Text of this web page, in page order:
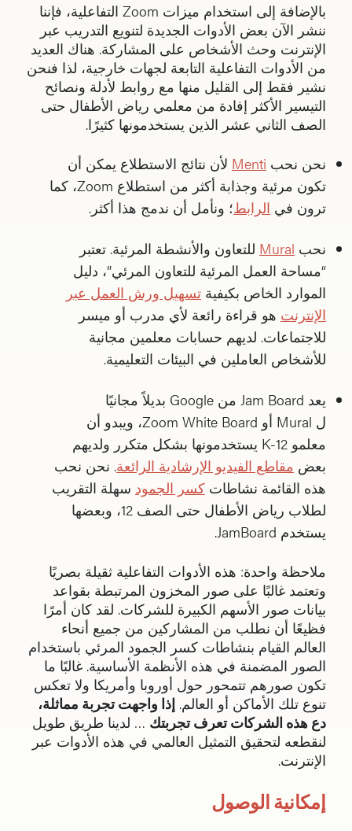
بالإضافة إلى استخدام ميزات Zoom التفاعلية، فإننا
ننشر الآن بعض الأدوات الجديدة لتنويع التدريب عبر
الإنترنت وحث الأشخاص على المشاركة. هناك العديد
من الأدوات التفاعلية التابعة لجهات خارجية، لذا فنحن
نشير فقط إلى القليل منها مع روابط لأدلة ونصائح
التيسير الأكثر إفادة من معلمي رياض الأطفال حتى
الصف الثاني عشر الذين يستخدمونها كثيرًا.
نحن نحب Menti لأن نتائج الاستطلاع يمكن أن
تكون مرئية وجذابة أكثر من استطلاع Zoom، كما
ترون في الرابط؛ ونأمل أن ندمج هذا أكثر.
نحب Mural للتعاون والأنشطة المرئية. تعتبر
“مساحة العمل المرئية للتعاون المرئي”، دليل
الموارد الخاص بكيفية تسهيل ورش العمل عبر
الإنترنت هو قراءة رائعة لأي مدرب أو ميسر
للاجتماعات. لديهم حسابات معلمين مجانية
للأشخاص العاملين في البيئات التعليمية.
يعد Jam Board من Google بديلاً مجانيًا
ل Mural أو Zoom White Board، ويبدو أن
معلمو K-12 يستخدمونها بشكل متكرر ولديهم
بعض مقاطع الفيديو الإرشادية الرائعة. نحن نحب
هذه القائمة نشاطات كسر الجمود سهلة التقريب
لطلاب رياض الأطفال حتى الصف 12، وبعضها
يستخدم JamBoard.
ملاحظة واحدة: هذه الأدوات التفاعلية ثقيلة بصريًا
وتعتمد غالبًا على صور المخزون المرتبطة بقواعد
بيانات صور الأسهم الكبيرة للشركات. لقد كان أمرًا
فظيعًا أن نطلب من المشاركين من جميع أنحاء
العالم القيام بنشاطات كسر الجمود المرئي باستخدام
الصور المضمنة في هذه الأنظمة الأساسية. غالبًا ما
تكون صورهم تتمحور حول أوروبا وأمريكا ولا تعكس
تنوع تلك الأماكن أو العالم. إذا واجهت تجربة مماثلة،
دع هذه الشركات تعرف تجربتك … لدينا طريق طويل
لنقطعه لتحقيق التمثيل العالمي في هذه الأدوات عبر
الإنترنت.
إمكانية الوصول